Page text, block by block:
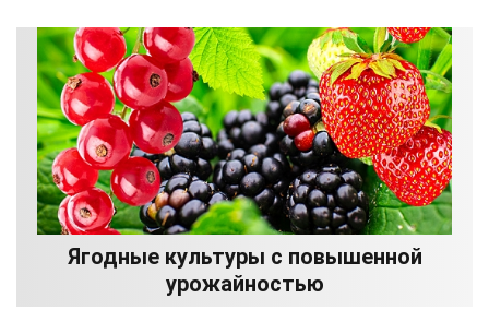
Ягодные культуры с повышенной
урожайностью